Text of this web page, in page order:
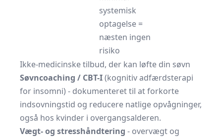
systemisk
optagelse =
næsten ingen
risiko
Ikke-medicinske tilbud, der kan løfte din søvn
Søvncoaching / CBT-I(kognitiv adfærdsterapi
for insomni) - dokumenteret til at forkorte
indsovningstid og reducere natlige opvågninger,
også hos kvinder i overgangsalderen.
Vægt- og stresshåndtering - overvægt og